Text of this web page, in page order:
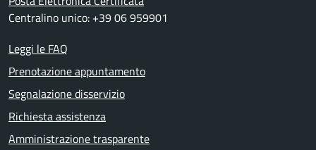
Centralino unico: +39 06 959901
Leggi le FAQ
Prenotazione appuntamento
Segnalazione disservizio
Richiesta assistenza
Amministrazione trasparente